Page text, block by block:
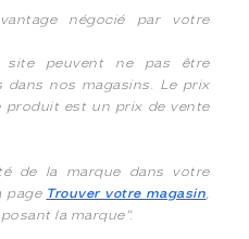
négocié par votre
peuvent ne pas être
dans nos magasins. Le prix
produit est un prix de vente
de la marque dans votre
page Trouver votre magasin,
la marque".